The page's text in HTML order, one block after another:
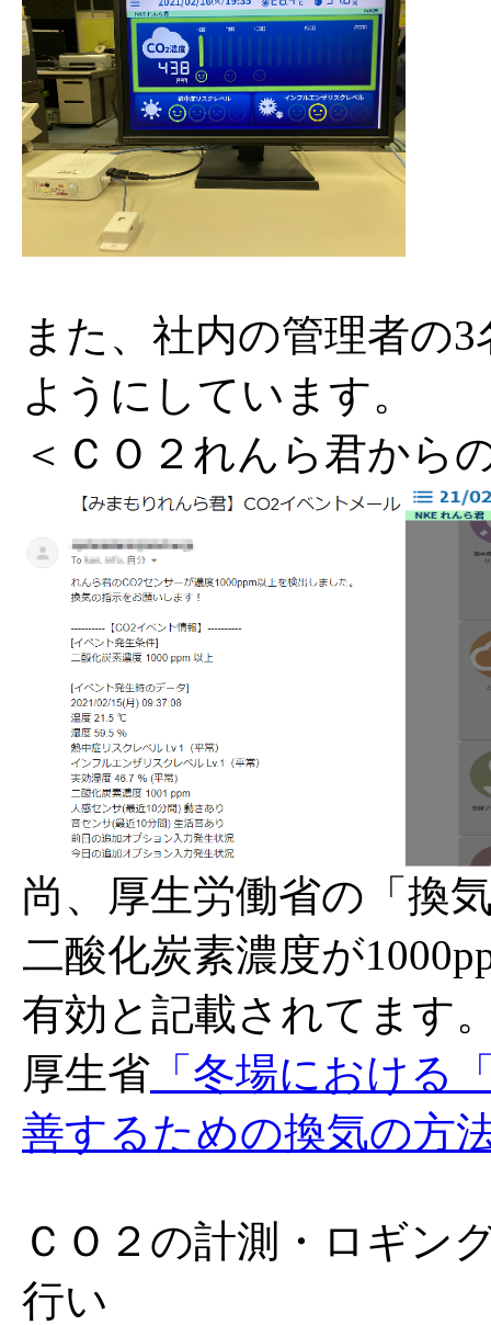
また、社内の管理者の
ようにしています。
＜ＣＯ２れんら君から
尚、厚生労働省の「換
二酸化炭素濃度が
有効と記載されてます
厚生省 「 冬場における
善するための換気の方
ＣＯ２の計測・ロギン
行い